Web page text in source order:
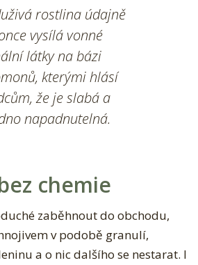
rostlina údajně
vysílá vonné
látky na bázi
kterými hlásí
že je slabá a
napadnutelná.
chemie
zaběhnout do obchodu,
v podobě granulí,
a o nic dalšího se nestarat. I